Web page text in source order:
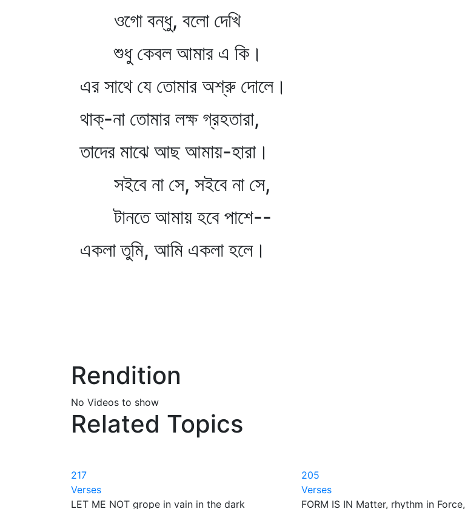
ওগো বন্ধু, বলো দেখি
শুধু কেবল আমার এ কি।
এর সাথে যে তোমার অশ্রু দোলে।
থাক্‌-না তোমার লক্ষ গ্রহতারা,
তাদের মাঝে আছ আমায়-হারা।
সইবে না সে, সইবে না সে,
টানতে আমায় হবে পাশে--
একলা তুমি, আমি একলা হলে।
Rendition
No Videos to show
Related Topics
217
Verses
LET ME NOT grope in vain in the dark
205
Verses
FORM IS IN Matter, rhythm in Force,